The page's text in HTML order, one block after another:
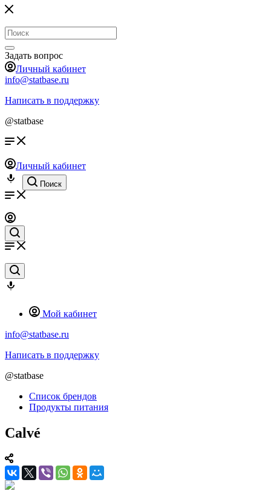
Задать вопрос
Личный кабинет
info@statbase.ru
Написать в поддержку
@statbase
Личный кабинет
Поиск
Мой кабинет
info@statbase.ru
Написать в поддержку
@statbase
Список брендов
Продукты питания
Calvé